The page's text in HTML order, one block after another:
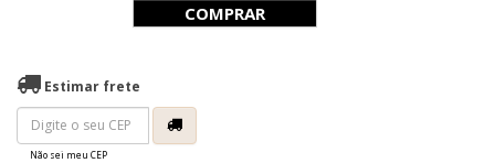
COMPRAR
Estimar frete
Não sei meu CEP